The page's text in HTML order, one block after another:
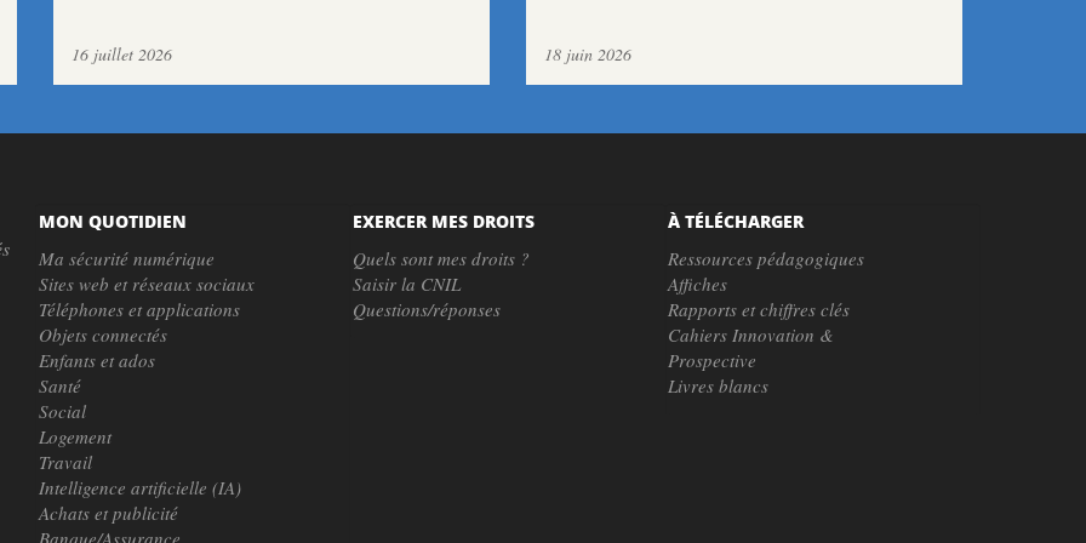
16 juillet 2026 18 juin 2026
MON QUOTIDIEN
Ma sécurité numérique
Sites web et réseaux sociaux
Téléphones et applications
Objets connectés
Enfants et ados
Santé
Social
Logement
Travail
Intelligence artificielle (IA)
Achats et publicité
Banque/Assurance
EXERCER MES DROITS
Quels sont mes droits ?
Saisir la CNIL
Questions/réponses
À TÉLÉCHARGER
Ressources pédagogiques
Affiches
Rapports et chiffres clés
Cahiers Innovation &
Prospective
Livres blancs